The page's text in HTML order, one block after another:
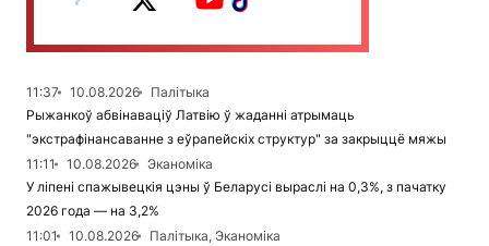
11:37 10.08.2026
Палітыка
Рыжанкоў абвінаваціў Латвію ў жаданні атрымаць
"экстрафінансаванне з еўрапейскіх структур" за закрыццё мяжы
11:11
10.08.2026
Эканоміка
У ліпені спажывецкія цэны ў Беларусі выраслі на 0,3%, з пачатку
2026 года — на 3,2%
11:01
10.08.2026
Палітыка, Эканоміка